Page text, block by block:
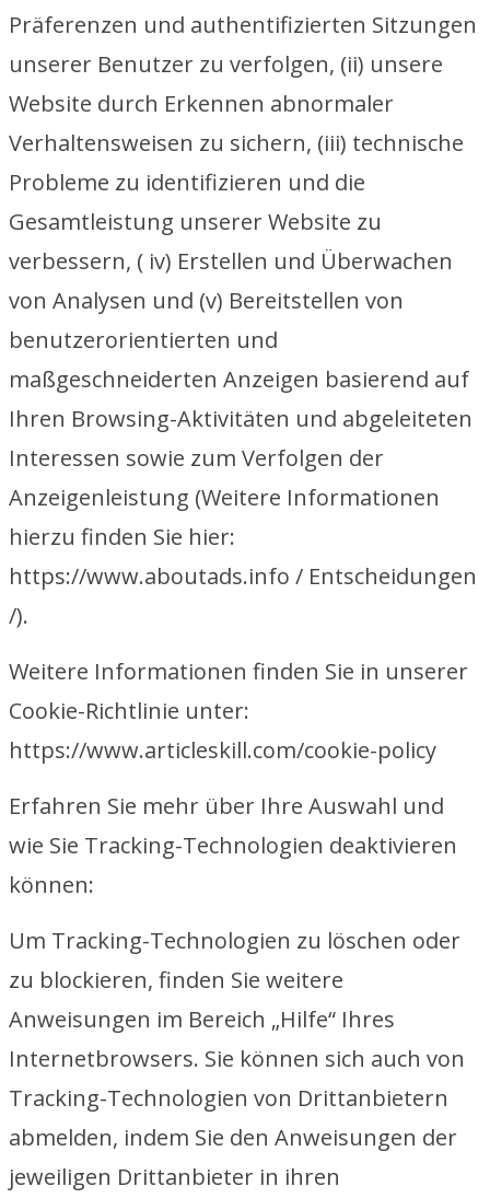
Präferenzen und authentifizierten Sitzungen
unserer Benutzer zu verfolgen, (ii) unsere
Website durch Erkennen abnormaler
Verhaltensweisen zu sichern, (iii) technische
Probleme zu identifizieren und die
Gesamtleistung unserer Website zu
verbessern, ( iv) Erstellen und Überwachen
von Analysen und (v) Bereitstellen von
benutzerorientierten und
maßgeschneiderten Anzeigen basierend auf
Ihren Browsing-Aktivitäten und abgeleiteten
Interessen sowie zum Verfolgen der
Anzeigenleistung (Weitere Informationen
hierzu finden Sie hier:
https://www.aboutads.info / Entscheidungen
/).
Weitere Informationen finden Sie in unserer
Cookie-Richtlinie unter:
https://www.articleskill.com/cookie-policy
Erfahren Sie mehr über Ihre Auswahl und
wie Sie Tracking-Technologien deaktivieren
können:
Um Tracking-Technologien zu löschen oder
zu blockieren, finden Sie weitere
Anweisungen im Bereich „Hilfe“ Ihres
Internetbrowsers. Sie können sich auch von
Tracking-Technologien von Drittanbietern
abmelden, indem Sie den Anweisungen der
jeweiligen Drittanbieter in ihren